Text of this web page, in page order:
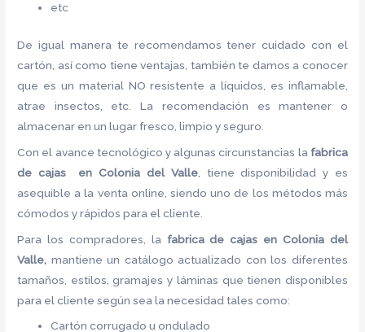
etc
De igual manera te recomendamos tener cuidado con el
cartón, así como tiene ventajas, también te damos a conocer
que es un material NO resistente a líquidos, es inflamable,
atrae insectos, etc. La recomendación es mantener o
almacenar en un lugar fresco, limpio y seguro.
Con el avance tecnológico y algunas circunstancias la fabrica
de cajas en Colonia del Valle, tiene disponibilidad y es
asequible a la venta online, siendo uno de los métodos más
cómodos y rápidos para el cliente.
Para los compradores, la fabrica de cajas en Colonia del
Valle, mantiene un catálogo actualizado con los diferentes
tamaños, estilos, gramajes y láminas que tienen disponibles
para el cliente según sea la necesidad tales como:
Cartón corrugado u ondulado